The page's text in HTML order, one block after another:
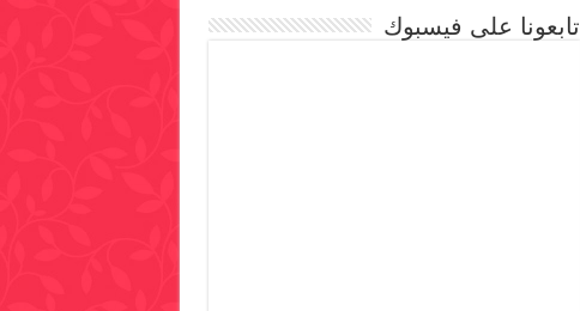
تابعونا على فيسبوك